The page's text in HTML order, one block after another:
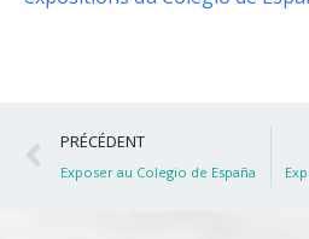
Précédent
PRÉCÉDENT
Exposer au Colegio de España